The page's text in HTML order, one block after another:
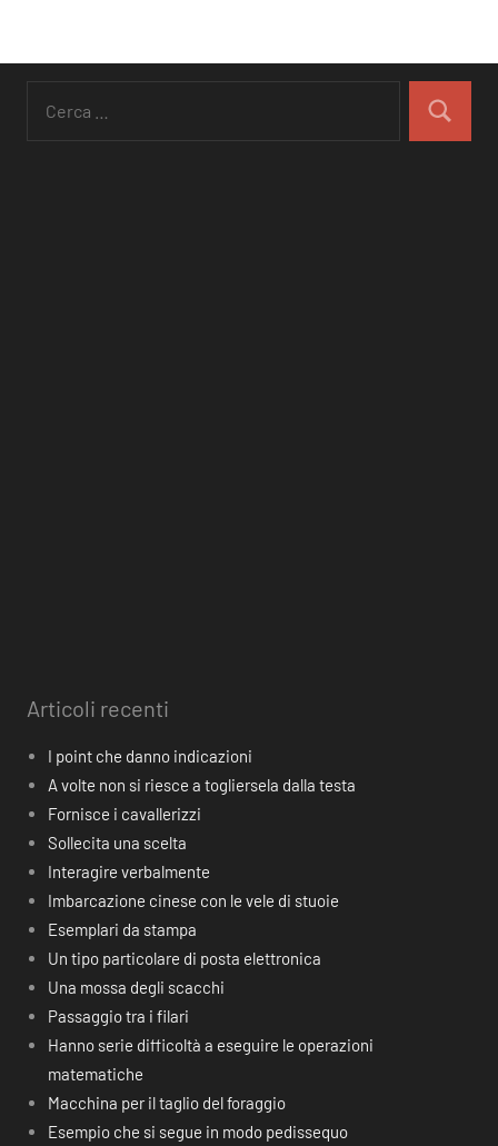
Articoli recenti
I point che danno indicazioni
A volte non si riesce a togliersela dalla testa
Fornisce i cavallerizzi
Sollecita una scelta
Interagire verbalmente
Imbarcazione cinese con le vele di stuoie
Esemplari da stampa
Un tipo particolare di posta elettronica
Una mossa degli scacchi
Passaggio tra i filari
Hanno serie difficoltà a eseguire le operazioni
matematiche
Macchina per il taglio del foraggio
Esempio che si segue in modo pedissequo